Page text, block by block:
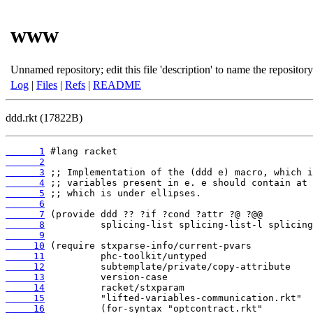
www
Unnamed repository; edit this file 'description' to name the
Log | Files | Refs | README
ddd.rkt (17822B)
      1
      2
      3
      4
      5
      6
      7
      8
      9
     10
     11
     12
     13
     14
     15
     16